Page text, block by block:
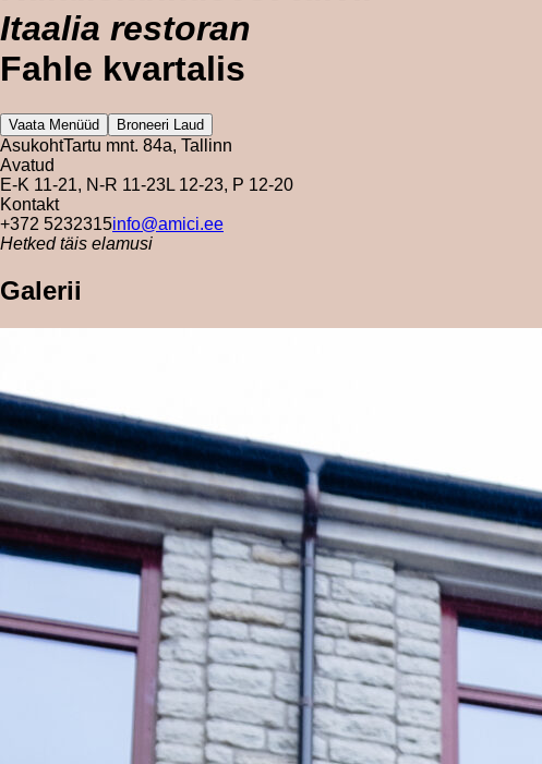
Itaalia restoran
Fahle kvartalis
Vaata Menüüd Broneeri Laud
AsukohtTartu mnt. 84a, Tallinn
Avatud
E-K 11-21, N-R 11-23L 12-23, P 12-20
Kontakt
+372 5232315info@amici.ee
Hetked täis elamusi
Galerii